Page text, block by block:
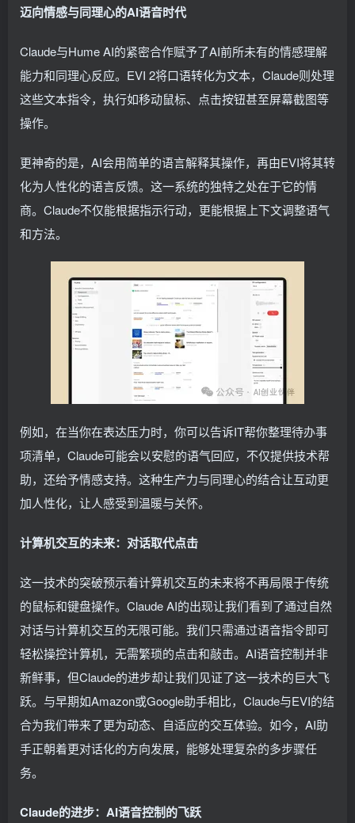
迈向情感与同理心的AI语音时代
Claude与Hume AI的紧密合作赋予了AI前所未有的情感理解
能力和同理心反应。EVI 2将口语转化为文本，Claude则处理
这些文本指令，执行如移动鼠标、点击按钮甚至屏幕截图等
操作。
更神奇的是，AI会用简单的语言解释其操作，再由EVI将其转
化为人性化的语言反馈。这一系统的独特之处在于它的情
商。Claude不仅能根据指示行动，更能根据上下文调整语气
和方法。
例如，在当你在表达压力时，你可以告诉IT帮你整理待办事
项清单，Claude可能会以安慰的语气回应，不仅提供技术帮
助，还给予情感支持。这种生产力与同理心的结合让互动更
加人性化，让人感受到温暖与关怀。
计算机交互的未来：对话取代点击
这一技术的突破预示着计算机交互的未来将不再局限于传统
的鼠标和键盘操作。Claude AI的出现让我们看到了通过自然
对话与计算机交互的无限可能。我们只需通过语音指令即可
轻松操控计算机，无需繁琐的点击和敲击。AI语音控制并非
新鲜事，但Claude的进步却让我们见证了这一技术的巨大飞
跃。与早期如Amazon或Google助手相比，Claude与EVI的结
合为我们带来了更为动态、自适应的交互体验。如今，AI助
手正朝着更对话化的方向发展，能够处理复杂的多步骤任
务。
Claude的进步：AI语音控制的飞跃